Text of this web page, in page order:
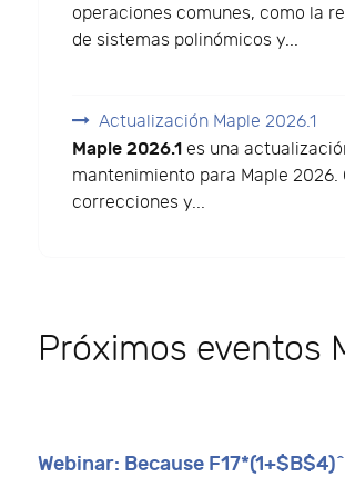
operaciones comunes, como la
de sistemas polinómicos y...
Actualización Maple 2026.1
Maple 2026.1 es una
mantenimiento para Maple 2026.
correcciones y...
Próximos eventos
Webinar: Because